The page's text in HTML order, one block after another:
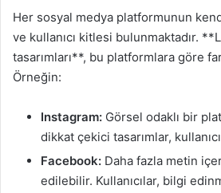
Her sosyal medya platformunun
ve kullanıcı kitlesi bulunmaktadır.
tasarımları**, bu platformlara göre
Örneğin:
Instagram: Görsel odaklı bir
dikkat çekici tasarımlar,
Facebook: Daha fazla metin
edilebilir. Kullanıcılar, bilgi